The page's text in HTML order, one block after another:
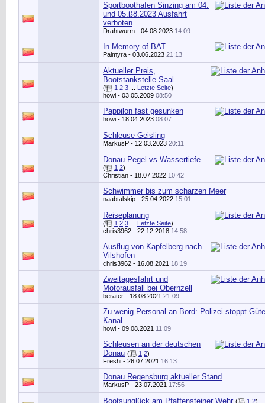
Sportboothafen Sinzing am 04.
und 05.ß8.2023 Ausfahrt
verboten
Drahtwurm - 04.08.2023 14:09
In Memory of BAT
Palmyra - 03.06.2023 21:13
Aktueller Preis,
Bootstankstelle Saal
( 1 2 3 Letzte Seite)
howi - 03.05.2009 08:50
Pappilon fast gesunken
howi - 18.04.2023 08:07
Schleuse Geisling
MarkusP - 12.03.2023 20:11
Donau Pegel vs Wassertiefe
( 1 2)
Christian - 18.07.2022 10:42
Schwimmer bis zum scharzen Meer
naabtalskip - 25.04.2022 15:01
Reiseplanung
( 1 2 3 Letzte Seite)
chris3962 - 22.12.2018 14:58
Ausflug von Kapfelberg nach
Vilshofen
chris3962 - 16.08.2021 18:19
Zweitagesfahrt und
Motorausfall bei Obernzell
berater - 18.08.2021 21:09
Zu wenig Personal an Bord: Polizei stoppt
Kanal
howi - 09.08.2021 11:09
Schleusen an der deutschen
Donau ( 1 2)
Freshi - 26.07.2021 16:13
Donau Regensburg aktueller Stand
MarkusP - 23.07.2021 17:56
Bootsunglück am Pfaffensteiner Wehr ( 1 2)